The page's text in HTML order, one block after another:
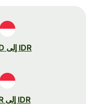
IDR إلى USD
IDR إلى EUR